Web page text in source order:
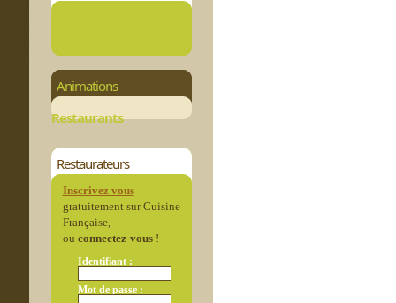
Animations
Restaurants
Restaurateurs
Inscrivez vous
gratuitement sur Cuisine
Française,
ou connectez-vous!
Identifiant :
Mot de passe :